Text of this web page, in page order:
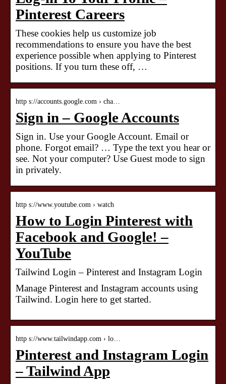
Pinterest Careers
These cookies help us customize job
recommendations to ensure you have the best
experience possible when applying to Pinterest
positions. If you turn these off, …
http s://accounts.google.com › cha…
Sign in – Google Accounts
Sign in. Use your Google Account. Email or
phone. Forgot email? … Type the text you hear or
see. Not your computer? Use Guest mode to sign
in privately.
http s://www.youtube.com › watch
How to Login Pinterest with
Facebook and Google! –
YouTube
Tailwind Login – Pinterest and Instagram Login
Manage Pinterest and Instagram accounts using
Tailwind. Login here to get started.
http s://www.tailwindapp.com › lo…
Pinterest and Instagram Login
– Tailwind App